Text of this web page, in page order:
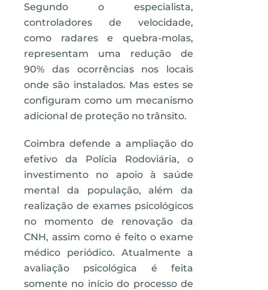
Segundo o especialista,
controladores de velocidade,
como radares e quebra-molas,
representam uma redução de
90% das ocorrências nos locais
onde são instalados. Mas estes se
configuram como um mecanismo
adicional de proteção no trânsito.
Coimbra defende a ampliação do
efetivo da Polícia Rodoviária, o
investimento no apoio à saúde
mental da população, além da
realização de exames psicológicos
no momento de renovação da
CNH, assim como é feito o exame
médico periódico. Atualmente a
avaliação psicológica é feita
somente no início do processo de